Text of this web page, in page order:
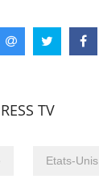
TV
Etats-Unis